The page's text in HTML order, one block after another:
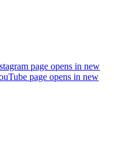
page opens in new
page opens in new